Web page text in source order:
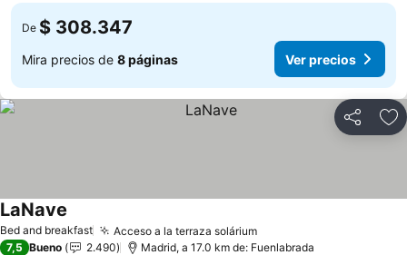
De $ 308.347
Mira precios de 8 páginas Ver precios
Compartir
Bed and breakfast Acceso a la terraza solárium
LaNave
7,5 Bueno 2.490 Madrid, a 17.0 km de: Fuenlabrada